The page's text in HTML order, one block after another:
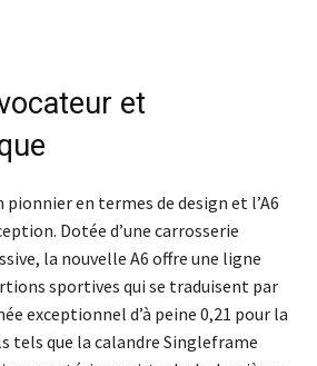
et
en termes de design et l’A6
Dotée d’une carrosserie
la nouvelle A6 offre une ligne
sportives qui se traduisent par
exceptionnel d’à peine 0,21 pour la
tels que la calandre Singleframe